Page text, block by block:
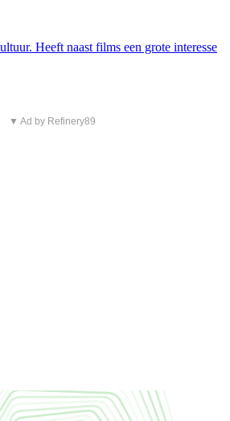
Heeft naast films een grote interesse
▼ Ad by Refinery89